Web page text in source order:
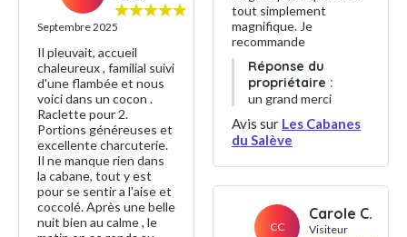
Septembre 2025
Il pleuvait, accueil
chaleureux , familial suivi
d'une flambée et nous
voici dans un cocon .
Raclette pour 2.
Portions généreuses et
excellente charcuterie.
Il ne manque rien dans
la cabane, tout y est
pour se sentir a l'aise et
coccolé. Après une belle
nuit bien au calme , le
tout simplement
magnifique. Je
recommande
Réponse du
propriétaire :
un grand merci
Avis sur Les Cabanes
du Salève
CC
Carole C.
Visiteur